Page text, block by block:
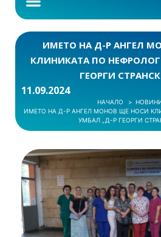
ИМЕТО НА Д-Р АНГЕЛ
КЛИНИКАТА ПО
ГЕОРГИ
11.09.2024
НАЧАЛО
ИМЕТО НА Д-Р АНГЕЛ МОНОВ ЩЕ НОСИ
УМБАЛ „Д-Р ГЕОРГИ